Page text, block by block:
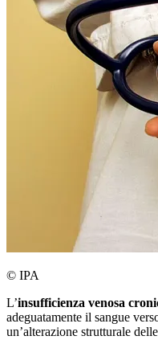
© IPA
L’insufficienza venosa
adeguatamente il sangue
un’alterazione strutturale